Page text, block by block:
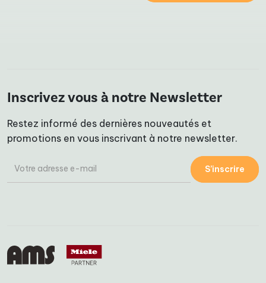
Inscrivez vous à notre Newsletter
Restez informé des dernières nouveautés et
promotions en vous inscrivant à notre newsletter.
S’inscrire